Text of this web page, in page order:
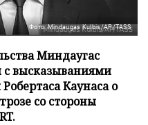
Фото: Mindaugas Kulbis/AP/TASS
Миндаугас
с высказываниями
Каунаса о
со стороны